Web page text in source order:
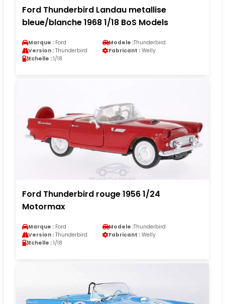
Ford Thunderbird Landau metallise
bleue/blanche 1968 1/18 BoS Models
Marque : Ford Modele :Thunderbird
Version : Thunderbird Fabricant : Welly
Echelle : 1/18
Ford Thunderbird rouge 1956 1/24
Motormax
Marque : Ford Modele :Thunderbird
Version : Thunderbird Fabricant : Welly
Echelle : 1/18